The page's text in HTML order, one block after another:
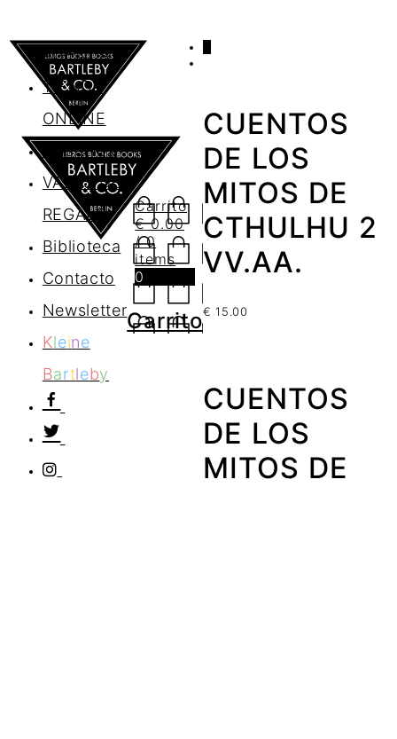
AGENDA
TIENDA
ONLINE
Nosotros
VALES DE
REGALO
Biblioteca
Contacto
Newsletter
Kleine
Bartleby
Carrito
€0.00
/ 0
items
0
Carrito
CUENTOS
DE LOS
MITOS DE
CTHULHU 2
VV.AA.
€ 15.00
CUENTOS
DE LOS
MITOS DE